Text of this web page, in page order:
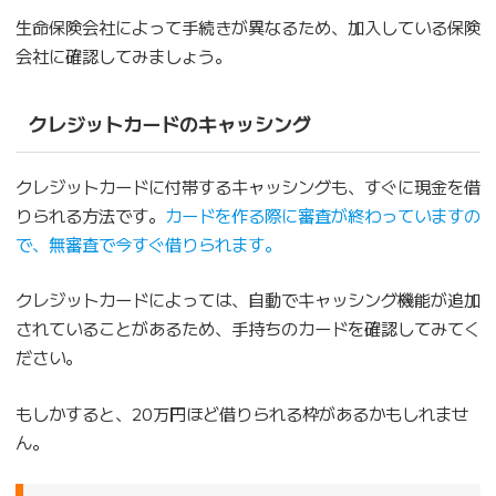
生命保険会社によって手続きが異なるため、加入している保険
会社に確認してみましょう。
クレジットカードのキャッシング
クレジットカードに付帯するキャッシングも、すぐに現金を借
りられる方法です。 カードを作る際に審査が終わっていますの
で、無審査で今すぐ借りられます。
クレジットカードによっては、自動でキャッシング機能が追加
されていることがあるため、手持ちのカードを確認してみてく
ださい。
もしかすると、20万円ほど借りられる枠があるかもしれませ
ん。